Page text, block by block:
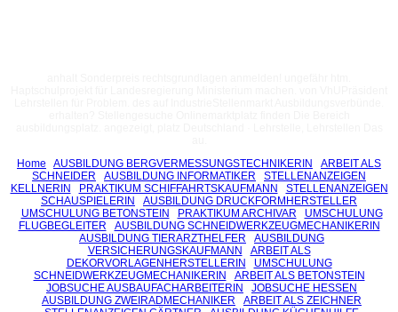
Home
AUSBILDUNG BERGVERMESSUNGSTECHNIKERIN
ARBEIT ALS
SCHNEIDER
AUSBILDUNG INFORMATIKER
STELLENANZEIGEN
KELLNERIN
PRAKTIKUM SCHIFFAHRTSKAUFMANN
STELLENANZEIGEN
SCHAUSPIELERIN
AUSBILDUNG DRUCKFORMHERSTELLER
UMSCHULUNG BETONSTEIN
PRAKTIKUM ARCHIVAR
UMSCHULUNG
FLUGBEGLEITER
AUSBILDUNG SCHNEIDWERKZEUGMECHANIKERIN
AUSBILDUNG TIERARZTHELFER
AUSBILDUNG
VERSICHERUNGSKAUFMANN
ARBEIT ALS
DEKORVORLAGENHERSTELLERIN
UMSCHULUNG
SCHNEIDWERKZEUGMECHANIKERIN
ARBEIT ALS BETONSTEIN
JOBSUCHE AUSBAUFACHARBEITERIN
JOBSUCHE HESSEN
AUSBILDUNG ZWEIRADMECHANIKER
ARBEIT ALS ZEICHNER